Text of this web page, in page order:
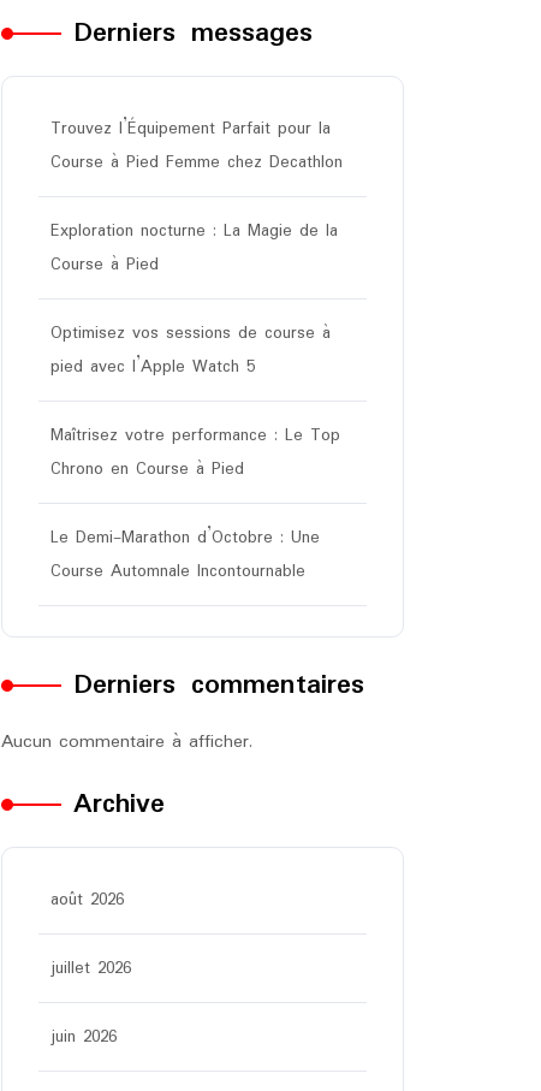
Derniers messages
Trouvez l’Équipement Parfait pour la
Course à Pied Femme chez Decathlon
Exploration nocturne : La Magie de la
Course à Pied
Optimisez vos sessions de course à
pied avec l’Apple Watch 5
Maîtrisez votre performance : Le Top
Chrono en Course à Pied
Le Demi-Marathon d’Octobre : Une
Course Automnale Incontournable
Derniers commentaires
Aucun commentaire à afficher.
Archive
août 2026
juillet 2026
juin 2026